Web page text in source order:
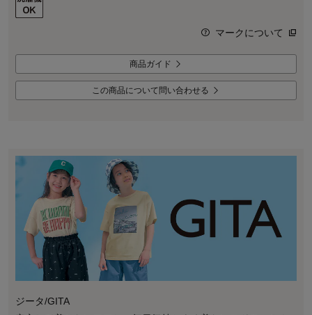
マークについて
商品ガイド
この商品について問い合わせる
ジータ/GITA